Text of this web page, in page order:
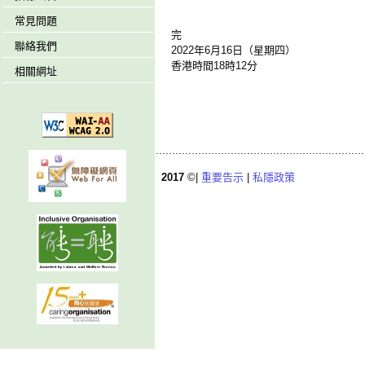
常見問題
聯絡我們
相關網址
完
2022年6月16日（星期四）
香港時間18時12分
2017 ©| 重要告示 私隱政策